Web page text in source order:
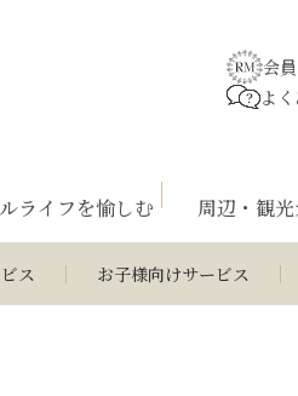
会
よ
ライフを愉しむ 周辺・観
ス お子様向けサービス